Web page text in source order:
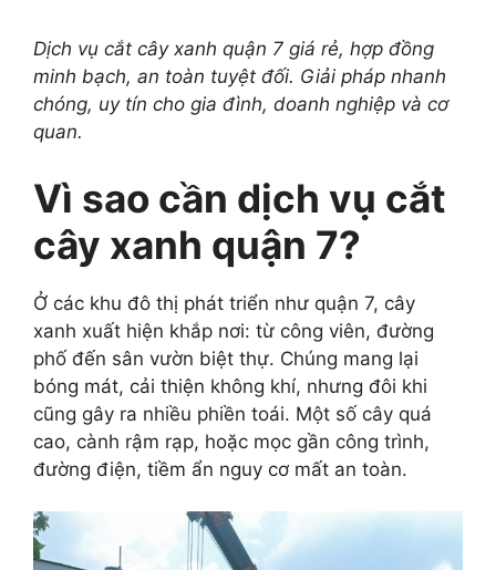
Dịch vụ cắt cây xanh quận 7 giá rẻ, hợp đồng
minh bạch, an toàn tuyệt đối. Giải pháp nhanh
chóng, uy tín cho gia đình, doanh nghiệp và cơ
quan.
Vì sao cần dịch vụ cắt
cây xanh quận 7?
Ở các khu đô thị phát triển như quận 7, cây
xanh xuất hiện khắp nơi: từ công viên, đường
phố đến sân vườn biệt thự. Chúng mang lại
bóng mát, cải thiện không khí, nhưng đôi khi
cũng gây ra nhiều phiền toái. Một số cây quá
cao, cành rậm rạp, hoặc mọc gần công trình,
đường điện, tiềm ẩn nguy cơ mất an toàn.